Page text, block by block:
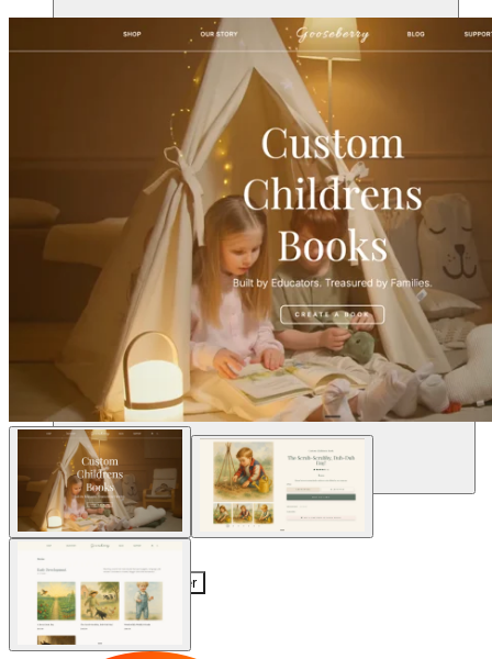
Ressources
Communauté
Tarifs
Sécurité
Se connecter Commencer